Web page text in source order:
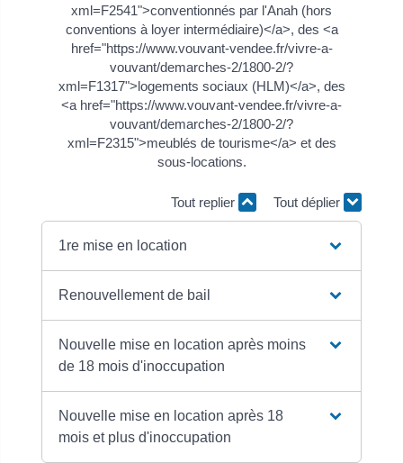
xml=F2541">conventionnés par l'Anah (hors
conventions à loyer intermédiaire)</a>, des <a
href="https://www.vouvant-vendee.fr/vivre-a-
vouvant/demarches-2/1800-2/?
xml=F1317">logements sociaux (HLM)</a>, des
<a href="https://www.vouvant-vendee.fr/vivre-a-
vouvant/demarches-2/1800-2/?
xml=F2315">meublés de tourisme</a> et des
sous-locations.
Tout replier Tout déplier
1re mise en location
Renouvellement de bail
Nouvelle mise en location après moins
de 18 mois d'inoccupation
Nouvelle mise en location après 18
mois et plus d'inoccupation